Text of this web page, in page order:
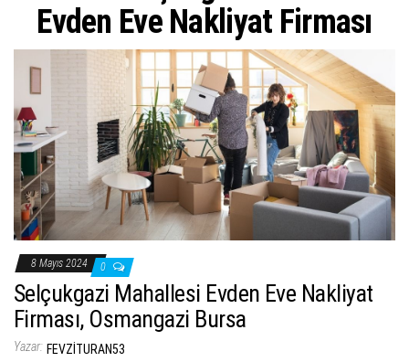
r
Evden Eve Nakliyat Firması
8 Mayıs 2024 0
Selçukgazi Mahallesi Evden Eve Nakliyat
Firması, Osmangazi Bursa
Yazar: FEVZITURAN53